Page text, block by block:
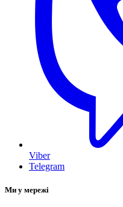
Viber
Telegram
Ми у мережі